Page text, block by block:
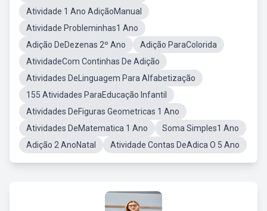
Atividade 1 Ano AdiçãoManual
Atividade Probleminhas1 Ano
Adição DeDezenas 2º Ano
Adição ParaColorida
AtividadeCom Continhas De Adição
Atividades DeLinguagem Para Alfabetização
155 Atividades ParaEducação Infantil
Atividades DeFiguras Geometricas 1 Ano
Atividades DeMatematica 1 Ano
Soma Simples1 Ano
Adição 2 AnoNatal
Atividade Contas DeAdica O 5 Ano